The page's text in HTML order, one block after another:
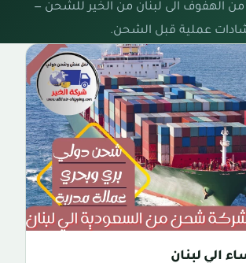
الهفوف الى لبنان من الخير للشحن —
عملية قبل الشحن.
الي لبنان